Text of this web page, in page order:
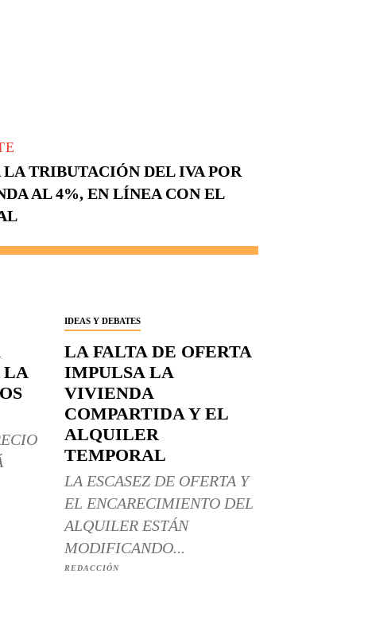
LA TRIBUTACIÓN DEL IVA POR
AL 4%, EN LÍNEA CON EL
LA
IDEAS Y DEBATES
LA FALTA DE OFERTA
IMPULSA LA
VIVIENDA
COMPARTIDA Y EL
ALQUILER
TEMPORAL
LA ESCASEZ DE OFERTA Y
EL ENCARECIMIENTO DEL
ALQUILER ESTÁN
MODIFICANDO...
REDACCIÓN